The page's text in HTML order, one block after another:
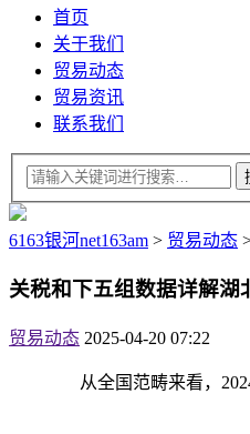
首页
关于我们
贸易动态
贸易资讯
联系我们
6163银河net163am > 贸易动态
关税和下五组数据详解湖
贸易动态 2025-04-20 07:22
从全国范畴来看，2024